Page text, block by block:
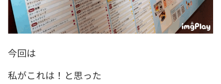
今回は
私がこれは！と思った